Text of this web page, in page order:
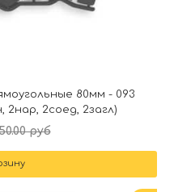
80мм - 093
2соед, 2загл)
руб